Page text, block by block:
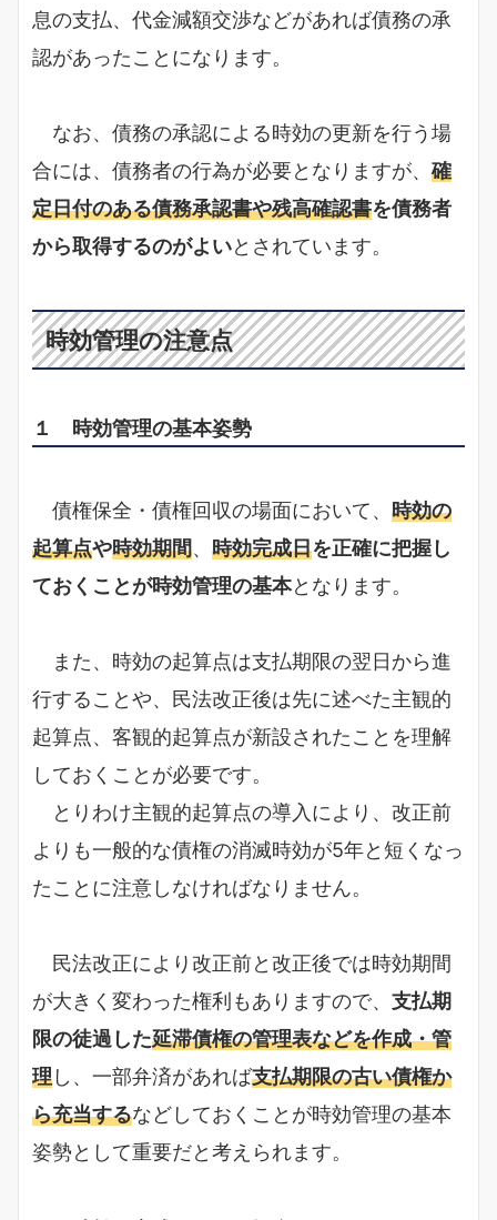
息の支払、代金減額交渉などがあれば債務の承
認があったことになります。
なお、債務の承認による時効の更新を行う場
合には、債務者の行為が必要となりますが、確
定日付のある債務承認書や残高確認書を債務者
から取得するのがよいとされています。
時効管理の注意点
１ 時効管理の基本姿勢
債権保全・債権回収の場面において、 時効の
起算点や時効期間、 時効完成日を正確に把握し
ておくことが時効管理の基本となります。
また、時効の起算点は支払期限の翌日から進
行することや、民法改正後は先に述べた主観的
起算点、客観的起算点が新設されたことを理解
しておくことが必要です。
とりわけ主観的起算点の導入により、改正前
よりも一般的な債権の消滅時効が5年と短くなっ
たことに注意しなければなりません。
民法改正により改正前と改正後では時効期間
が大きく変わった権利もありますので、 支払期
限の徒過した延滞債権の管理表などを作成・管
理し、一部弁済があれば支払期限の古い債権か
ら充当するなどしておくことが時効管理の基本
姿勢として重要だと考えられます。